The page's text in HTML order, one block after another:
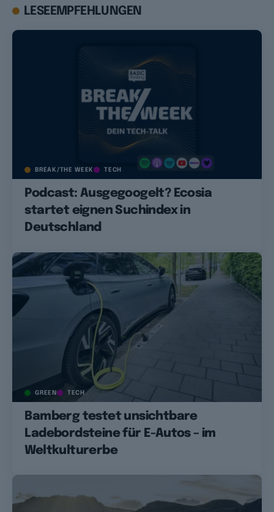
LESEEMPFEHLUNGEN
BREAK/THE WEEK TECH
Podcast: Ausgegoogelt? Ecosia
startet eignen Suchindex in
Deutschland
GREEN TECH
Bamberg testet unsichtbare
Ladebordsteine für E-Autos – im
Weltkulturerbe